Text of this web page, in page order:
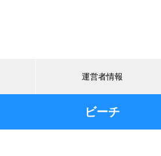
運営者情報
ビーチ